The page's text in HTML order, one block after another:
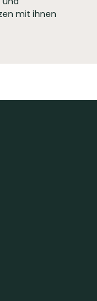
mit ihnen